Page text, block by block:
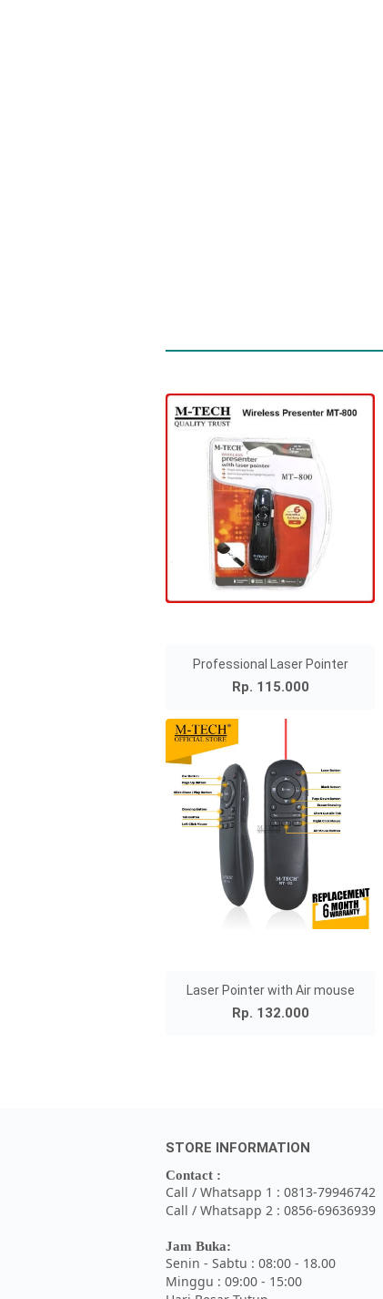
Professional Laser Pointer
Rp. 115.000
Laser Pointer with Air mouse
Rp. 132.000
STORE INFORMATION
Contact :
Call / Whatsapp 1 : 0813-79946742
Call / Whatsapp 2 : 0856-69636939
Jam Buka:
Senin - Sabtu : 08:00 - 18.00
Minggu : 09:00 - 15:00